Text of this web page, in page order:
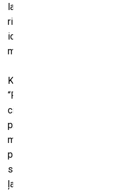
laikmetīgumu un estētiski
risinājumiem. Divi
ideju un skiču formātā gulējuši
materializējušies tikai šogad.
Kinētiskās lielformāta
“Pozitrons” caur mehanizēto
cilvēka mainīgajiem stāvokļiem
principiem, tai pat laikā norādot
mākslas (tolaik dizaina) objektu
pagātnē. Caur šīm
savieno sīkāko elementārdaļiņu
ļaujot skatītājam emocionālā